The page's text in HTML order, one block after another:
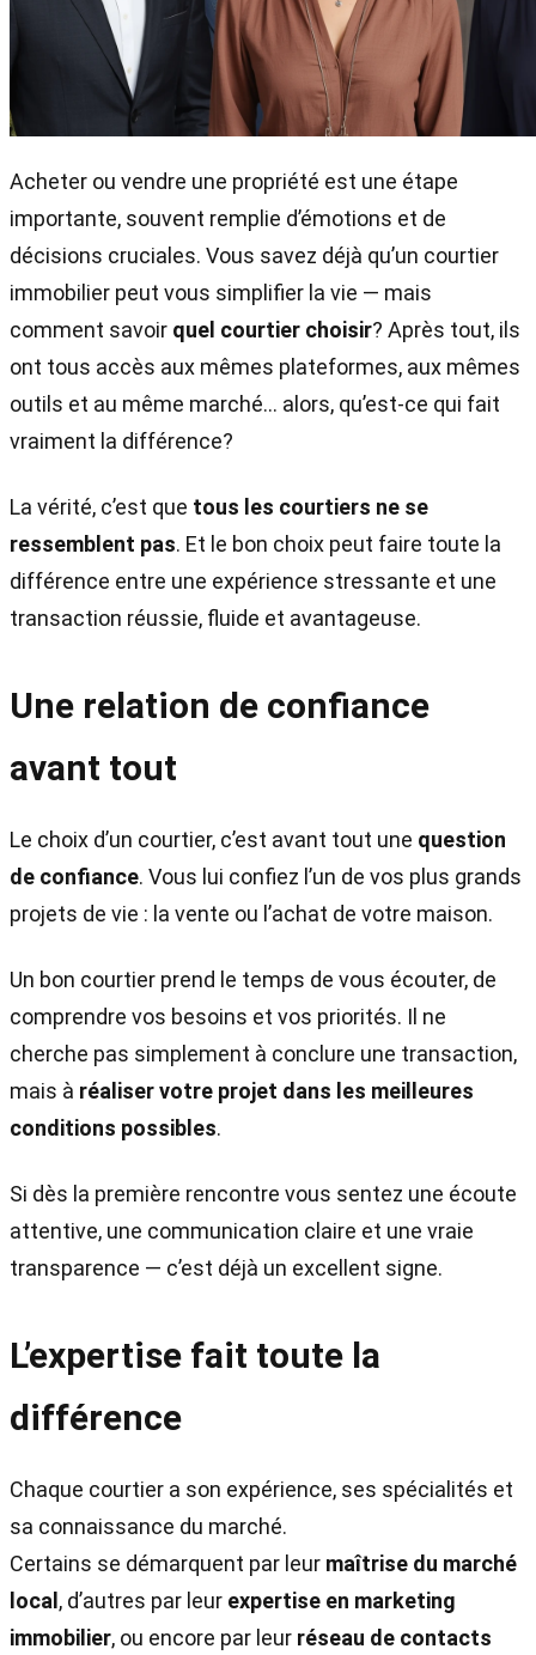
Acheter ou vendre une propriété est une étape
importante, souvent remplie d’émotions et de
décisions cruciales. Vous savez déjà qu’un courtier
immobilier peut vous simplifier la vie — mais
comment savoir quel courtier choisir? Après tout, ils
ont tous accès aux mêmes plateformes, aux mêmes
outils et au même marché… alors, qu’est-ce qui fait
vraiment la différence?
La vérité, c’est que tous les courtiers ne se
ressemblent pas. Et le bon choix peut faire toute la
différence entre une expérience stressante et une
transaction réussie, fluide et avantageuse.
Une relation de confiance
avant tout
Le choix d’un courtier, c’est avant tout une question
de confiance. Vous lui confiez l’un de vos plus grands
projets de vie : la vente ou l’achat de votre maison.
Un bon courtier prend le temps de vous écouter, de
comprendre vos besoins et vos priorités. Il ne
cherche pas simplement à conclure une transaction,
mais à réaliser votre projet dans les meilleures
conditions possibles.
Si dès la première rencontre vous sentez une écoute
attentive, une communication claire et une vraie
transparence — c’est déjà un excellent signe.
L’expertise fait toute la
différence
Chaque courtier a son expérience, ses spécialités et
sa connaissance du marché.
Certains se démarquent par leur maîtrise du marché
local, d’autres par leur expertise en marketing
immobilier, ou encore par leur réseau de contacts